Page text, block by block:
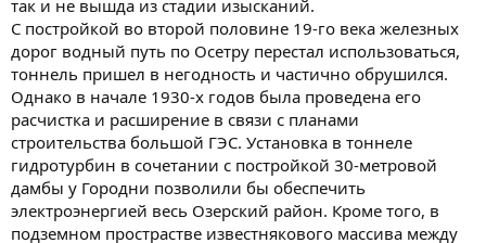
так и не вышда из стадии изысканий.
С постройкой во второй половине 19-го века железных
дорог водный путь по Осетру перестал использоваться,
тоннель пришел в негодность и частично обрушился.
Однако в начале 1930-х годов была проведена его
расчистка и расширение в связи с планами
строительства большой ГЭС. Установка в тоннеле
гидротурбин в сочетании с постройкой 30-метровой
дамбы у Городни позволили бы обеспечить
электроэнергией весь Озерский район. Кроме того, в
подземном прострастве известнякового массива между